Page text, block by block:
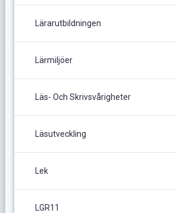
Lärarutbildningen
Lärmiljöer
Läs- Och Skrivsvårigheter
Läsutveckling
Lek
LGR11